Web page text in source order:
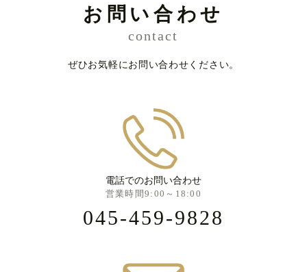
お問い合わせ
contact
ぜひお気軽にお問い合わせください。
電話でのお問い合わせ
営業時間9:00～18:00
045-459-9828